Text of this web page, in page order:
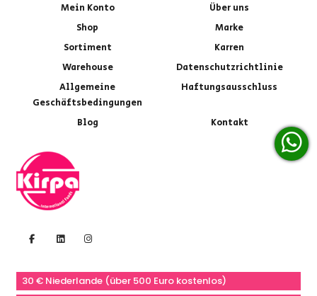
Mein Konto
Über uns
Shop
Marke
Sortiment
Karren
Warehouse
Datenschutzrichtlinie
Allgemeine
Geschäftsbedingungen
Haftungsausschluss
Blog Kontakt
30 € Niederlande (über 500 Euro kostenlos)